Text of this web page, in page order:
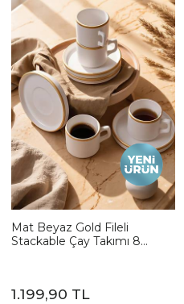
Mat Beyaz Gold Fileli
Stackable Çay Takımı 8
1.199,90 TL